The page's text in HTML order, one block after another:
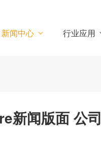
新闻中心 行业应用
新闻版面 公司